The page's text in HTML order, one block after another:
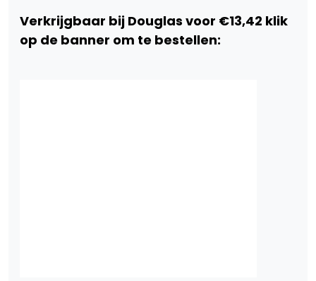
Verkrijgbaar bij Douglas voor €13,42 klik
op de banner om te bestellen: